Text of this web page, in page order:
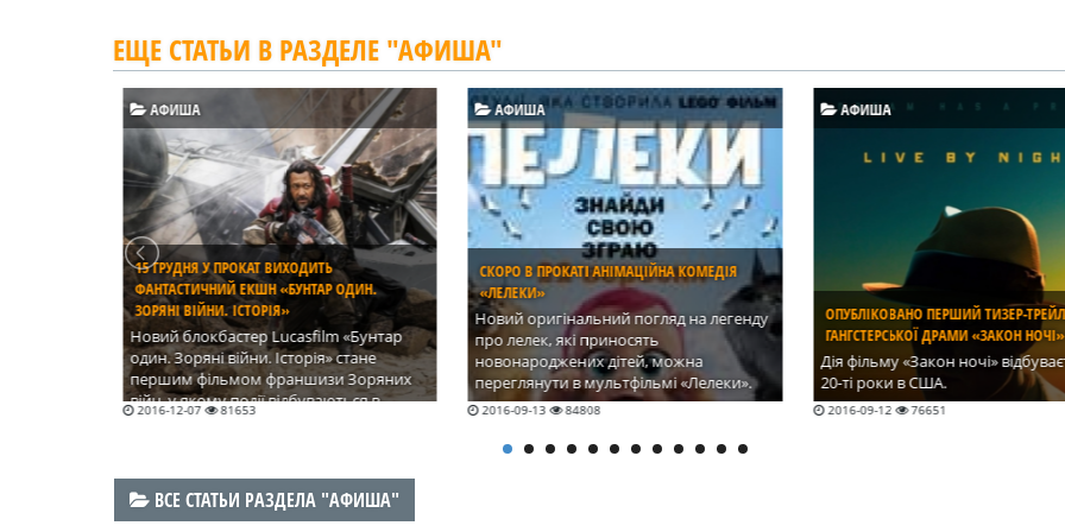
ЕЩЕ СТАТЬИ В РАЗДЕЛЕ "АФИША"
АФИША
СКОРО В ПРОКАТІ АНІМАЦІЙНА КОМЕДІЯ
«ЛЕЛЕКИ»
Новий оригінальний погляд на легенду
про лелек, які приносять
новонароджених дітей, можна
переглянути в мультфільмі «Лелеки».
2016-09-13 84808
АФИША
ОПУБЛІКОВАНО ПЕРШИЙ ТИЗЕР-ТРЕЙЛЕР
ГАНГСТЕРСЬКОЇ ДРАМИ «ЗАКОН НОЧІ»
Дія фільму «Закон ночі» відбувається у
20-ті роки в США.
2016-09-12 76651
АФИША
В РАМКАХ ЛЕКТОРИЯ WEGAME
ЛУЧШИЕ ПРЕДСТАВИТЕЛИ
ГЕЙМДЕВА
10-11 сентября в «Акко
Киеве состоится отраслевое
посвященное интерактивным
развлечениям – WEGAME. В
мероприятия состоится
2016-08-31 71003
ВСЕ СТАТЬИ РАЗДЕЛА "АФИША"